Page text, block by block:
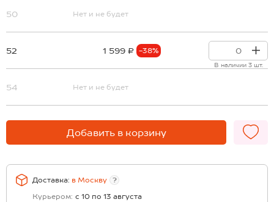
50 Нет и не будет
52 1 599 ₽ -38%
В наличии 3 шт.
54 Нет и не будет
Добавить в корзину
Доставка: в Москву
?
Курьером: с 10 по 13 августа